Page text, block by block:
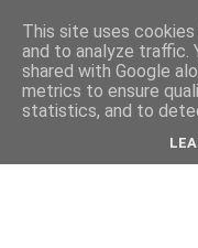
This site uses
and to analyze traffic.
shared with Google
metrics to ensure
statistics, and to